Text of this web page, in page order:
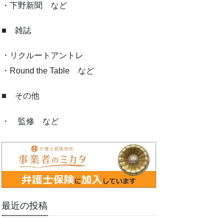
・下野新聞 など
■ 雑誌
・リクルートアントレ
・Round the Table など
■ その他
・ 監修 など
最近の投稿